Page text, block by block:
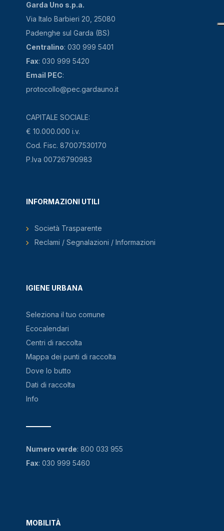
Garda Uno s.p.a.
Via Italo Barbieri 20, 25080
Padenghe sul Garda (BS)
Centralino: 030 999 5401
Fax: 030 999 5420
Email PEC:
protocollo@pec.gardauno.it
CAPITALE SOCIALE:
€ 10.000.000 i.v.
Cod. Fisc. 87007530170
P.Iva 00726790983
IGIENE URBANA
Seleziona il tuo comune
Ecocalendari
Centri di raccolta
Mappa dei punti di raccolta
Dove lo butto
Dati di raccolta
Info
MOBILITÀ
INFORMAZIONI UTILI
Società Trasparente
Reclami / Segnalazioni / Informazioni
Numero verde: 800 033 955
Fax: 030 999 5460